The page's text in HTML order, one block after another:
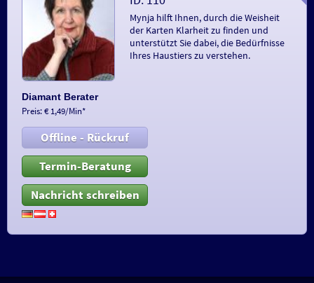
Mynja hilft Ihnen, durch die Weisheit
der Karten Klarheit zu finden und
unterstützt Sie dabei, die Bedürfnisse
Ihres Haustiers zu verstehen.
Diamant Berater
Preis: € 1,49/Min*
Offline - Rückruf
Termin-Beratung
Nachricht schreiben